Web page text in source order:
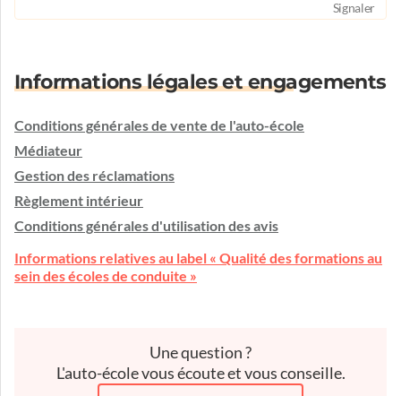
Signaler
Informations légales et engagements
Conditions générales de vente de l'auto-école
Médiateur
Gestion des réclamations
Règlement intérieur
Conditions générales d'utilisation des avis
Informations relatives au label « Qualité des formations au
sein des écoles de conduite »
Une question ?
L'auto-école vous écoute et vous conseille.